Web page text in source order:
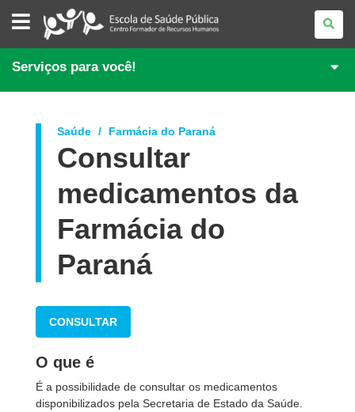
ESCOLA
DE
SAÚDE
PÚBLICA
PARANÁ
Serviços para você!
Saúde Farmácia do Paraná
Consultar
medicamentos da
Farmácia do
Paraná
CONSULTAR
O que é
É a possibilidade de consultar os medicamentos
disponibilizados pela Secretaria de Estado da Saúde.